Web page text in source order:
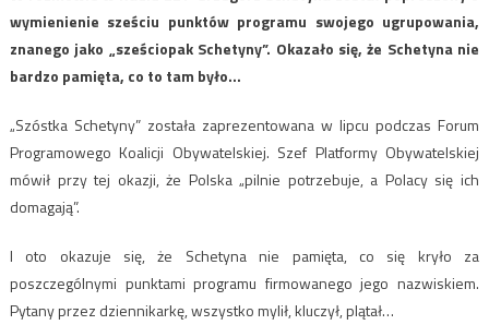
wymienienie sześciu punktów programu swojego ugrupowania,
znanego jako „sześciopak Schetyny”. Okazało się, że Schetyna nie
bardzo pamięta, co to tam było…
„Szóstka Schetyny” została zaprezentowana w lipcu podczas Forum
Programowego Koalicji Obywatelskiej. Szef Platformy Obywatelskiej
mówił przy tej okazji, że Polska „pilnie potrzebuje, a Polacy się ich
domagają”.
I oto okazuje się, że Schetyna nie pamięta, co się kryło za
poszczególnymi punktami programu firmowanego jego nazwiskiem.
Pytany przez dziennikarkę, wszystko mylił, kluczył, plątał…